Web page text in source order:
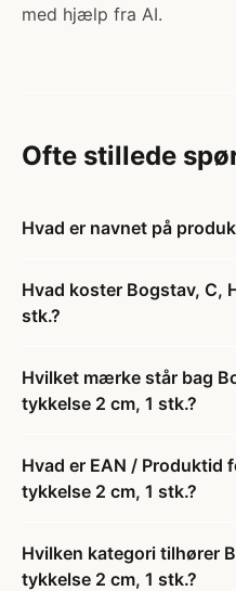
med hjælp fra AI.
Ofte stillede
Hvad er navnet på
Hvad koster Bogstav, C,
stk.?
Hvilket mærke står bag
tykkelse 2 cm, 1 stk.?
Hvad er EAN / Produktid
tykkelse 2 cm, 1 stk.?
Hvilken kategori tilhører
tykkelse 2 cm, 1 stk.?